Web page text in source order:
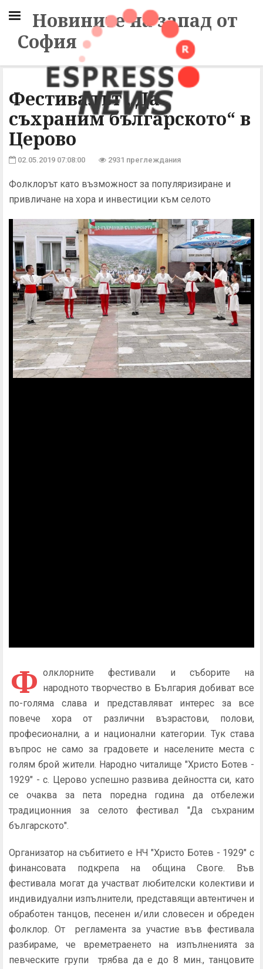
Новините на запад от
София
Фестивалът „Да
съхраним българското“ в
Церово
02.05.2019 07:08:00 2931 преглеждания
Фолклорът като възможност за популяризиране и
привличане на хора и инвестиции към селото
Ф олклорните фестивали и съборите на
народното творчество в България добиват все
по-голяма слава и представляват интерес за все
повече хора от различни възрастови, полови,
професионални, а и национални категории. Тук става
въпрос не само за градовете и населените места с
голям брой жители. Народно читалище "Христо Ботев -
1929" - с. Церово успешно развива дейността си, като
се очаква за пета поредна година да отбележи
традиционния за селото фестивал "Да съхраним
българското".
Организатор на събитието е НЧ "Христо Ботев - 1929" с
финансовата подкрепа на община Своге. Във
фестивала могат да участват любителски колективи и
индивидуални изпълнители, представящи автентичен и
обработен танцов, песенен и/или словесен и обреден
фолклор. От регламента за участие във фестивала
разбираме, че времетраенето на изпълненията за
певческите групи трябва да е до 8 мин., танцовите